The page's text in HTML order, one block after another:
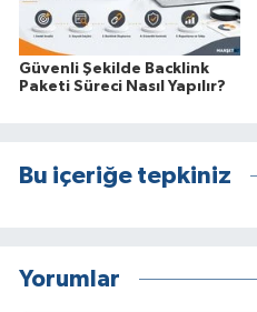
Güvenli Şekilde Backlink
Paketi Süreci Nasıl Yapılır?
Bu içeriğe tepkiniz
Yorumlar